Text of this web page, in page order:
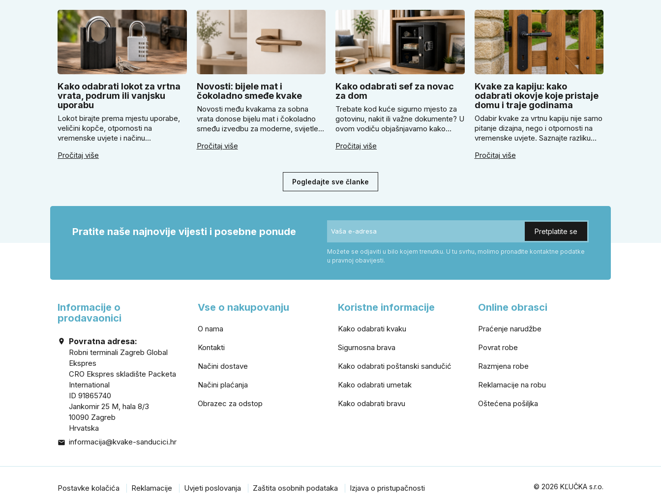
Kako odabrati lokot za vrtna
vrata, podrum ili vanjsku
uporabu
Lokot birajte prema mjestu uporabe,
veličini kopče, otpornosti na
vremenske uvjete i načinu
kada odabrati klasičan lokot na ključ,
veličinom.
Pročitaj više
Novosti: bijele mat i
čokoladno smeđe kvake
Novosti među kvakama za sobna
vrata donose bijelu mat i čokoladno
smeđu izvedbu za moderne, svijetle i
savjetujemo kada odabrati svijetlu
okrugle i kvadratne rozete prema stilu
Pročitaj više
Kako odabrati sef za novac
za dom
Trebate kod kuće sigurno mjesto za
gotovinu, nakit ili važne dokumente? U
ovom vodiču objašnjavamo kako
kada se isplati mehanička ili
sigurnost. Dobit ćete praktične
savjete za odabir veličine i montažu.
Pročitaj više
Kvake za kapiju: kako
odabrati okovje koje pristaje
domu i traje godinama
Odabir kvake za vrtnu kapiju nije samo
pitanje dizajna, nego i otpornosti na
vremenske uvjete. Saznajte razliku
kovanog stila. Provjerite zašto prije
Pročitaj više
Pogledajte sve članke
Pratite naše najnovije vijesti i posebne ponude
Možete se odjaviti u bilo kojem trenutku. U tu svrhu, molimo pronađite kontaktne podatke
u pravnoj obavijesti.
Informacije o
prodavaonici
 Povratna adresa:
Robni terminali Zagreb Global
Ekspres
CRO Ekspres skladište Packeta
International
ID 91865740
Jankomir 25 M, hala 8/3
10090 Zagreb
Hrvatska
 informacija@kvake-sanducici.hr
Vse o nakupovanju
O nama
Kontakti
Načini dostave
Načini plaćanja
Obrazec za odstop
Koristne informacije
Kako odabrati kvaku
Sigurnosna brava
Kako odabrati poštanski sandučić
Kako odabrati umetak
Kako odabrati bravu
Online obrasci
Praćenje narudžbe
Povrat robe
Razmjena robe
Reklamacije na robu
Oštećena pošiljka
© 2026 KĽUČKA s.r.o.
Postavke kolačića Reklamacije Uvjeti poslovanja Zaštita osobnih podataka Izjava o pristupačnosti